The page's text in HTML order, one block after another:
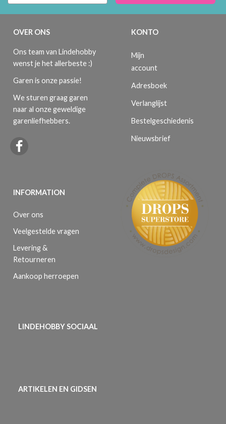
OVER ONS
Ons team van Lindehobby
wenst je het allerbeste :)
Garen is onze passie!
We sturen graag garen
naar al onze geweldige
garenliefhebbers.
INFORMATION
Over ons
Veelgestelde vragen
Levering &
Retourneren
Aankoop herroepen
KONTO
Mijn
account
Adresboek
Verlanglijst
Bestelgeschiedenis
Nieuwsbrief
LINDEHOBBY SOCIAAL
ARTIKELEN EN GIDSEN